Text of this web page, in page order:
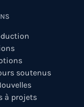
soutenus
à projets